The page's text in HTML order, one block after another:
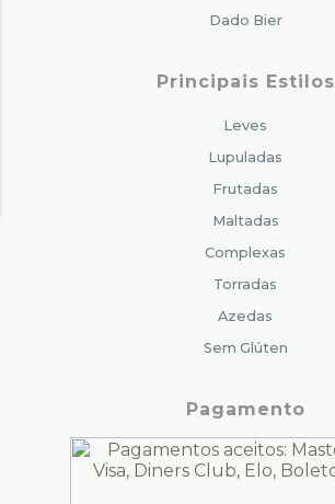
Dado Bier
Principais Estilos
Leves
Lupuladas
Frutadas
Maltadas
Complexas
Torradas
Azedas
Sem Glúten
Pagamento